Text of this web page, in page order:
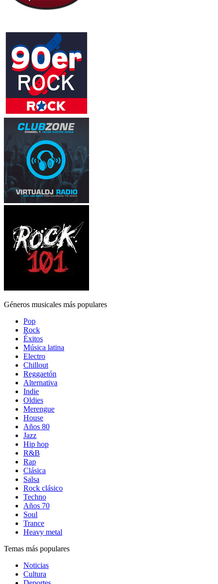
Géneros musicales más populares
Pop
Rock
Éxitos
Música latina
Electro
Chillout
Reggaetón
Alternativa
Indie
Oldies
Merengue
House
Años 80
Jazz
Hip hop
R&B
Rap
Clásica
Salsa
Rock clásico
Techno
Años 70
Soul
Trance
Heavy metal
Temas más populares
Noticias
Cultura